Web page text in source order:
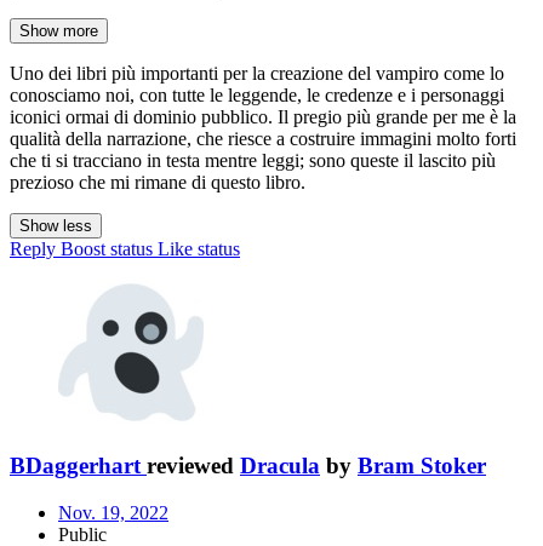
Show more
Uno dei libri più importanti per la creazione del vampiro come lo
conosciamo noi, con tutte le leggende, le credenze e i personaggi
iconici ormai di dominio pubblico. Il pregio più grande per me è la
qualità della narrazione, che riesce a costruire immagini molto forti
che ti si tracciano in testa mentre leggi; sono queste il lascito più
prezioso che mi rimane di questo libro.
Show less
Reply Boost status Like status
BDaggerhart reviewed Dracula by Bram Stoker
Nov. 19, 2022
Public